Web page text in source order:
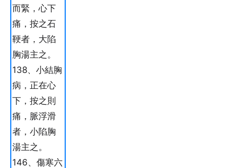
而緊，心下
痛，按之石
鞕者，大陷
胸湯主之。
138、小結胸
病，正在心
下，按之則
痛，脈浮滑
者，小陷胸
湯主之。
146、傷寒六